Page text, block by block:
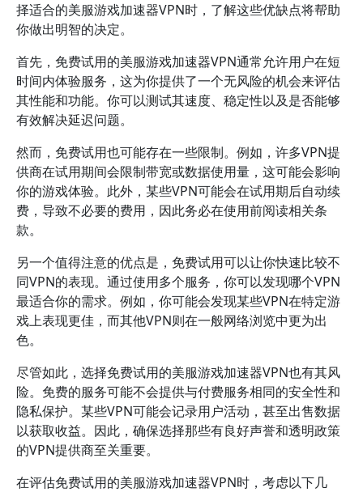
择适合的美服游戏加速器VPN时，了解这些优缺点将帮助
你做出明智的决定。
首先，免费试用的美服游戏加速器VPN通常允许用户在短
时间内体验服务，这为你提供了一个无风险的机会来评估
其性能和功能。你可以测试其速度、稳定性以及是否能够
有效解决延迟问题。
然而，免费试用也可能存在一些限制。例如，许多VPN提
供商在试用期间会限制带宽或数据使用量，这可能会影响
你的游戏体验。此外，某些VPN可能会在试用期后自动续
费，导致不必要的费用，因此务必在使用前阅读相关条
款。
另一个值得注意的优点是，免费试用可以让你快速比较不
同VPN的表现。通过使用多个服务，你可以发现哪个VPN
最适合你的需求。例如，你可能会发现某些VPN在特定游
戏上表现更佳，而其他VPN则在一般网络浏览中更为出
色。
尽管如此，选择免费试用的美服游戏加速器VPN也有其风
险。免费的服务可能不会提供与付费服务相同的安全性和
隐私保护。某些VPN可能会记录用户活动，甚至出售数据
以获取收益。因此，确保选择那些有良好声誉和透明政策
的VPN提供商至关重要。
在评估免费试用的美服游戏加速器VPN时，考虑以下几